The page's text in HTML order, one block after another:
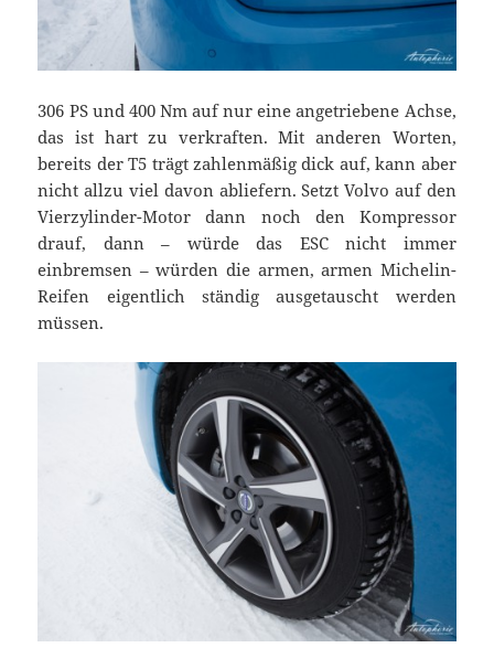
306 PS und 400 Nm auf nur eine angetriebene Achse,
das ist hart zu verkraften. Mit anderen Worten,
bereits der T5 trägt zahlenmäßig dick auf, kann aber
nicht allzu viel davon abliefern. Setzt Volvo auf den
Vierzylinder-Motor dann noch den Kompressor
drauf, dann – würde das ESC nicht immer
einbremsen – würden die armen, armen Michelin-
Reifen eigentlich ständig ausgetauscht werden
müssen.